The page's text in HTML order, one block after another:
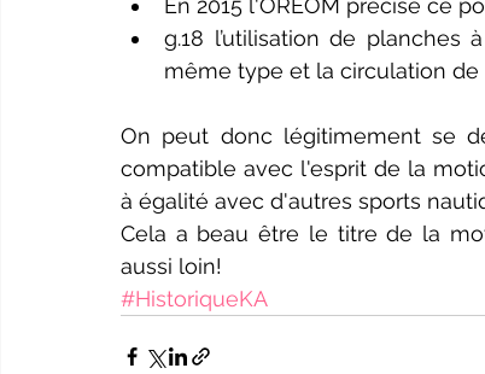
En 2015 l'OREOM précise ce
g.18 l’utilisation de planches
même type et la circulation
On peut donc légitimement se
compatible avec l'esprit de la
à égalité avec d'autres sports
Cela a beau être le titre de la
aussi loin!
#HistoriqueKA